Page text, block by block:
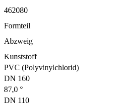
462080
Formteil
Abzweig
Kunststoff
PVC (Polyvinylchlorid)
DN 160
87,0 °
DN 110